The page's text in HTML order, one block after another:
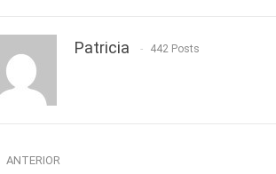
Patricia 442 Posts
ANTERIOR